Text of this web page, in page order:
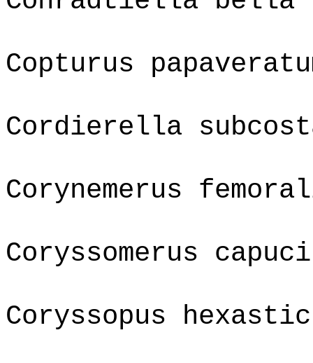
Copturus
Cordierella
Corynemerus
Coryssomerus
Coryssopus